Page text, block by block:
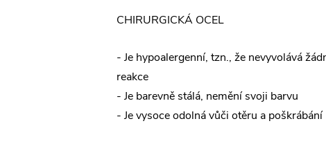
CHIRURGICKÁ OCEL
- Je hypoalergenní, tzn., že nevyvolává
reakce
- Je barevně stálá, nemění svoji barvu
- Je vysoce odolná vůči otěru a poškrábání